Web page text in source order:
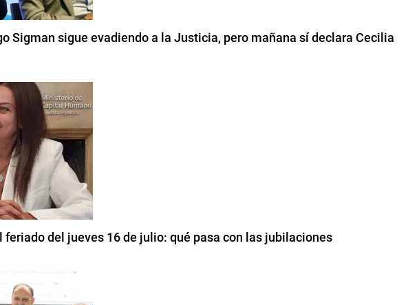
Sigman sigue evadiendo a la Justicia, pero mañana sí declara Cecilia
feriado del jueves 16 de julio: qué pasa con las jubilaciones